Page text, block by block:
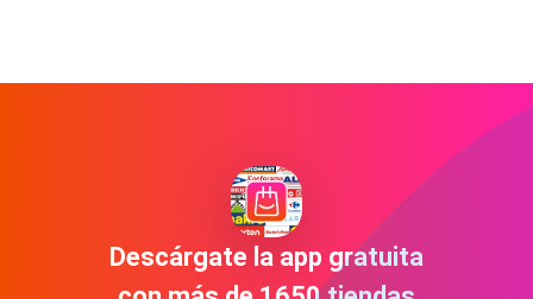
Descárgate la app gratuita